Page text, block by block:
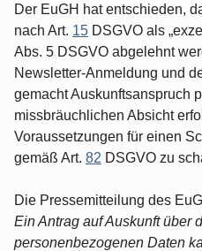
Der EuGH hat entschieden,
nach Art. 15 DSGVO als
Abs. 5 DSGVO abgelehnt
Newsletter-Anmeldung und
gemacht Auskunftsanspruch
missbräuchlichen Absicht
Voraussetzungen für einen
gemäß Art. 82 DSGVO zu
Die Pressemitteilung des
Ein Antrag auf Auskunft über
personenbezogenen Daten